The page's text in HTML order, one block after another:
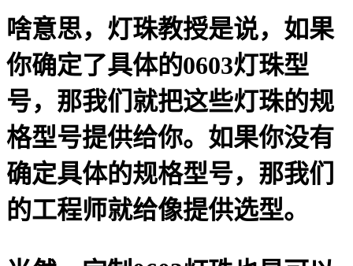
啥意思，灯珠教授是说，如果
你确定了具体的0603灯珠型
号，那我们就把这些灯珠的规
格型号提供给你。如果你没有
确定具体的规格型号，那我们
的工程师就给像提供选型。